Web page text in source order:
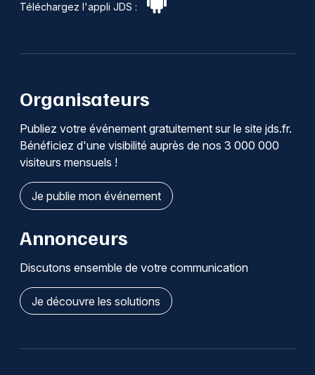
Téléchargez l'appli JDS :
Organisateurs
Publiez votre événement gratuitement sur le site jds.fr.
Bénéficiez d'une visibilité auprès de nos 3 000 000
visiteurs mensuels !
Je publie mon événement
Annonceurs
Discutons ensemble de votre communication
Je découvre les solutions